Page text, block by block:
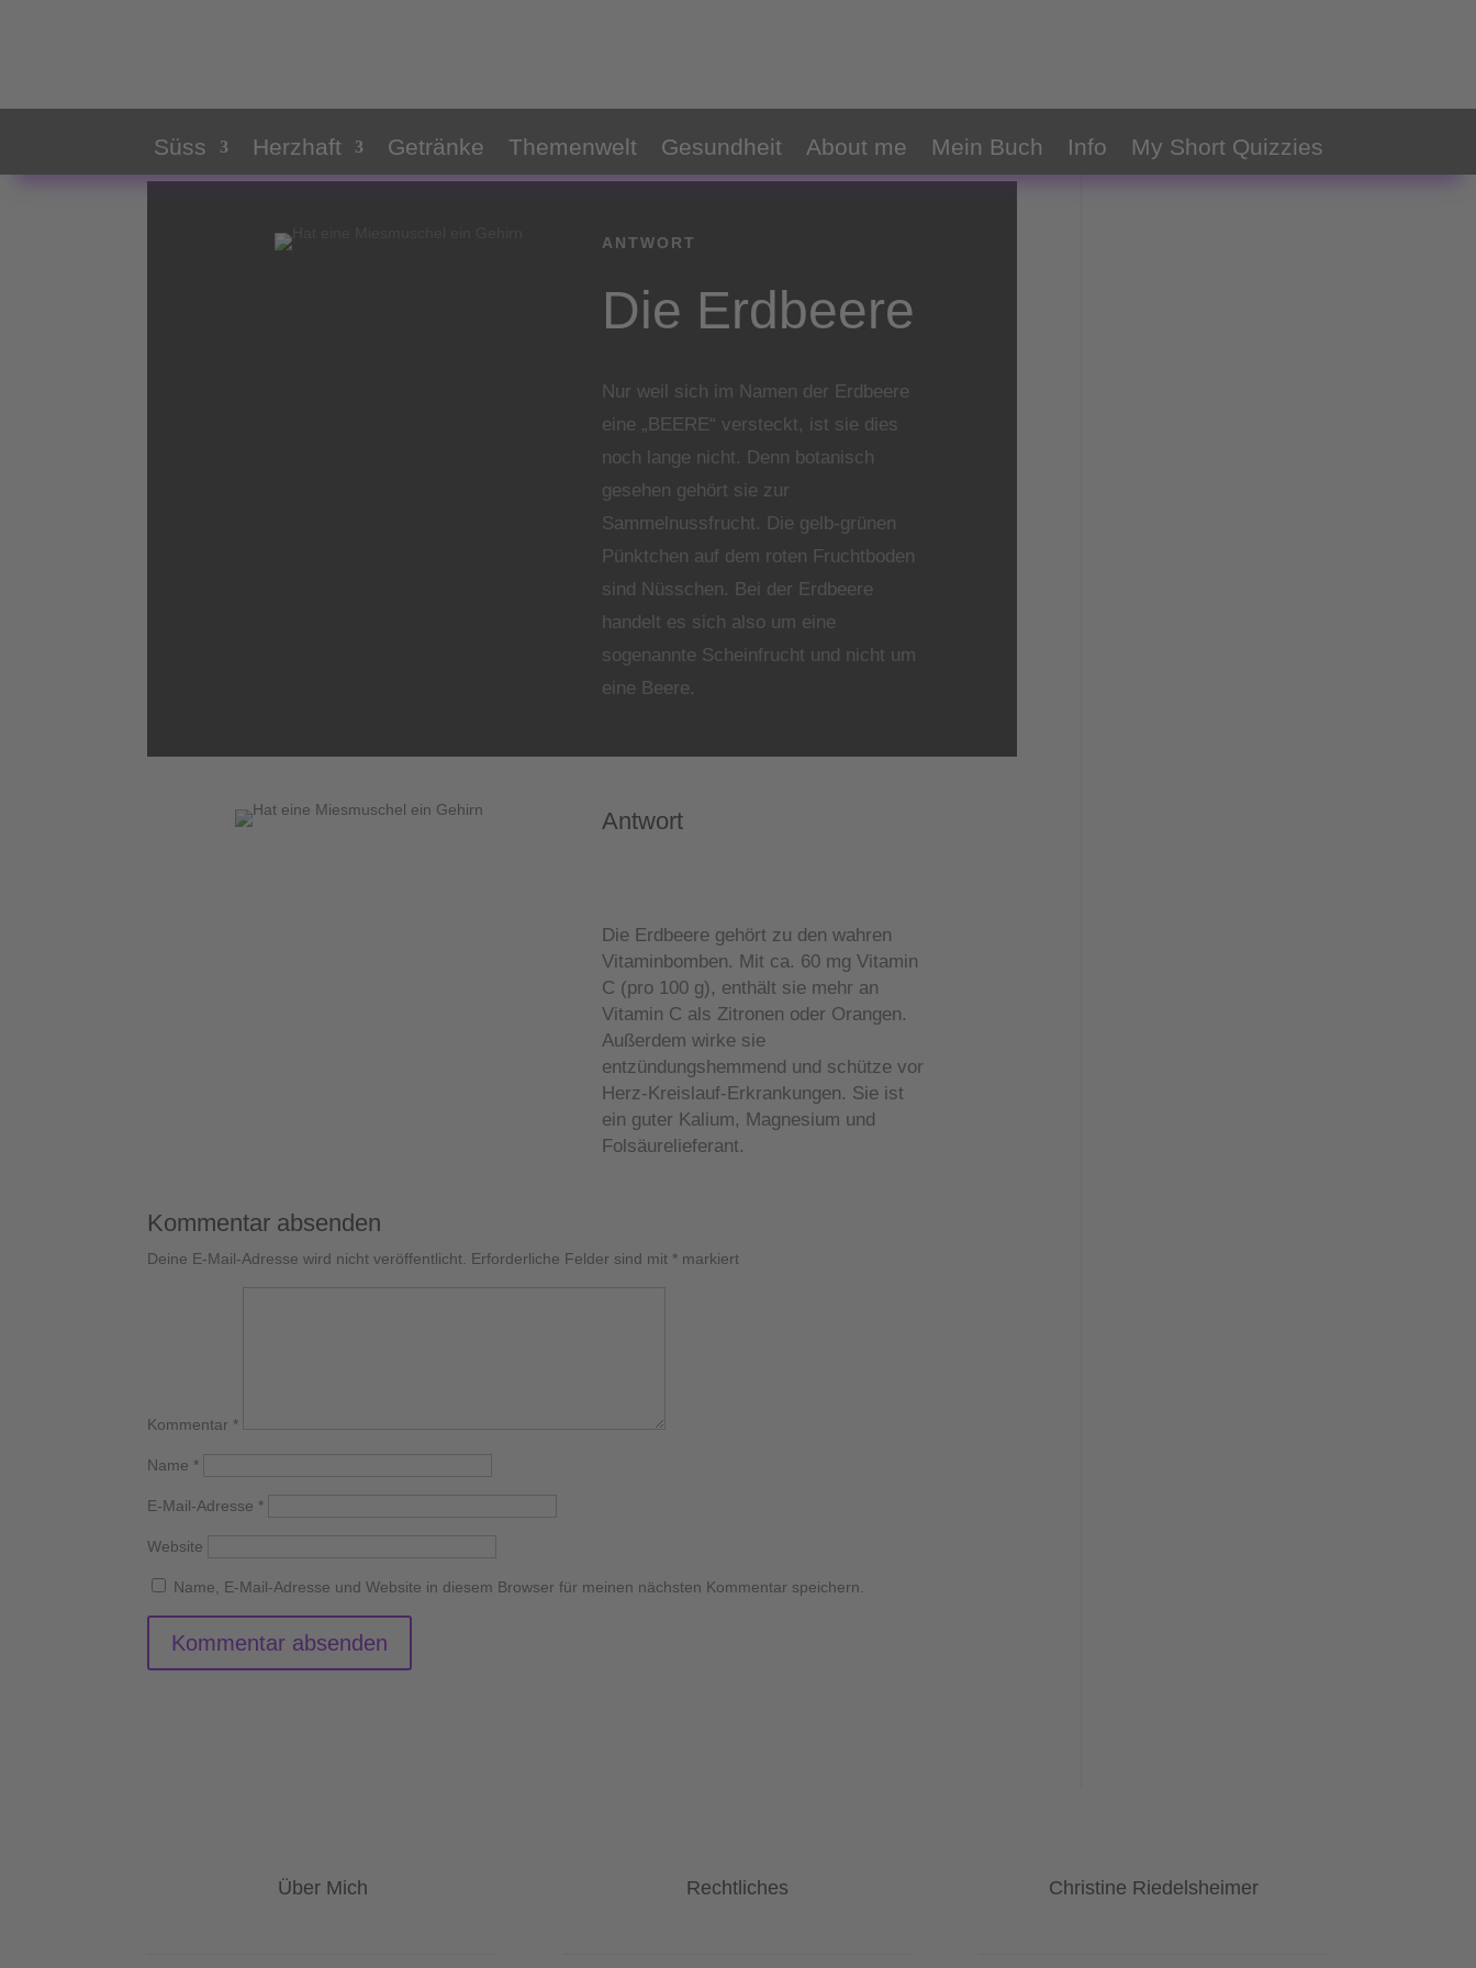
Süss Herzhaft Getränke Themenwelt Gesundheit About me Mein Buch Info My Short Quizzies
ANTWORT
Die Erdbeere
Nur weil sich im Namen der Erdbeere
eine „BEERE“ versteckt, ist sie dies
noch lange nicht. Denn botanisch
gesehen gehört sie zur
Sammelnussfrucht. Die gelb-grünen
Pünktchen auf dem roten Fruchtboden
sind Nüsschen. Bei der Erdbeere
handelt es sich also um eine
sogenannte Scheinfrucht und nicht um
eine Beere.
Antwort
Die Erdbeere gehört zu den wahren
Vitaminbomben. Mit ca. 60 mg Vitamin
C (pro 100 g), enthält sie mehr an
Vitamin C als Zitronen oder Orangen.
Außerdem wirke sie
entzündungshemmend und schütze vor
Herz-Kreislauf-Erkrankungen. Sie ist
ein guter Kalium, Magnesium und
Folsäurelieferant.
Kommentar absenden
Deine E-Mail-Adresse wird nicht veröffentlicht. Erforderliche Felder sind mit * markiert
Kommentar *
Name *
E-Mail-Adresse *
Website
Name, E-Mail-Adresse und Website in diesem Browser für meinen nächsten Kommentar speichern.
Über Mich Rechtliches Christine Riedelsheimer